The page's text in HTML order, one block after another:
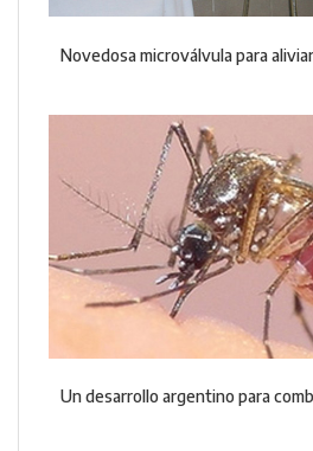
Novedosa microválvula para
Un desarrollo argentino para